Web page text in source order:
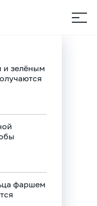
и зелёным
фаршем